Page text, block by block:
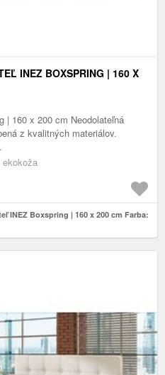
INEZ BOXSPRING | 160 X
| 160 x 200 cm Neodolateľná
z kvalitných materiálov.
INEZ Boxspring | 160 x 200 cm Farba: